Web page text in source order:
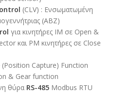
(CLV) : Ενσωματωμένη
(ABZ)​
για κινητήρες ΙΜ σε Open &
και PM κινητήρες σε Close
(Position Capture) Function​
& Gear function
θύρα RS-485 Modbus RTU​